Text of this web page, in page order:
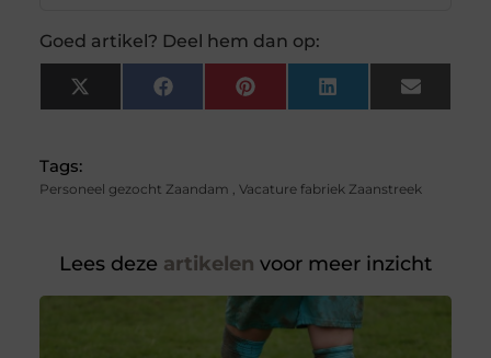
Goed artikel? Deel hem dan op:
X
(Twitter)
FacebookPinterest LinkedIn Email
Tags:
Personeel gezocht Zaandam , Vacature fabriek Zaanstreek
Lees deze artikelen voor meer inzicht